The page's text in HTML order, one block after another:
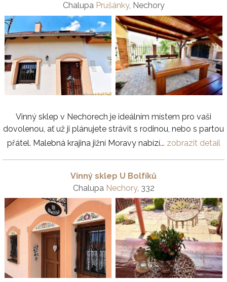
Chalupa Prušánky, Nechory
Vinný sklep v Nechorech je ideálním místem pro vaši
dovolenou, ať už ji plánujete strávit s rodinou, nebo s partou
přátel. Malebná krajina jižní Moravy nabízí... zobrazit detail
Vinný sklep U Bolfíků
Chalupa Nechory, 332